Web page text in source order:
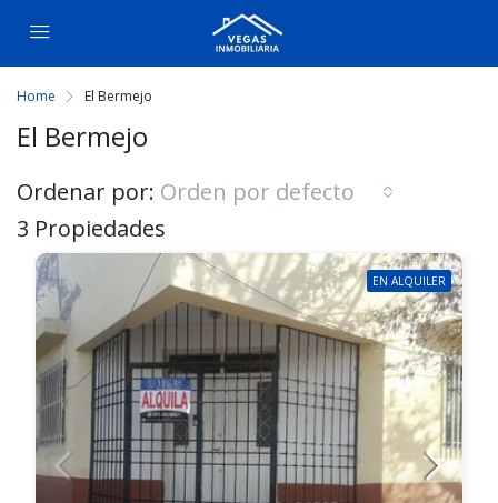
Home El Bermejo
El Bermejo
3 Propiedades
Ordenar por: Orden por defecto
EN ALQUILER